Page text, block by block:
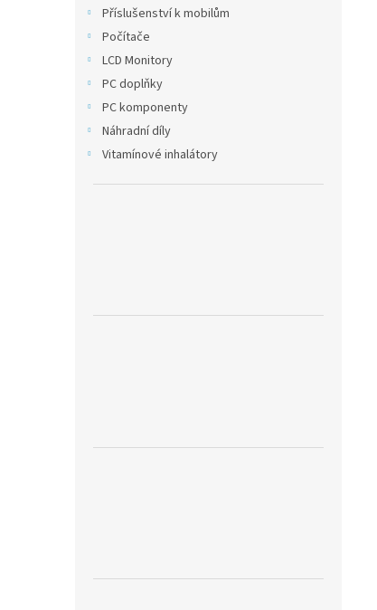
Příslušenství k mobilům
Počítače
LCD Monitory
PC doplňky
PC komponenty
Náhradní díly
Vitamínové inhalátory